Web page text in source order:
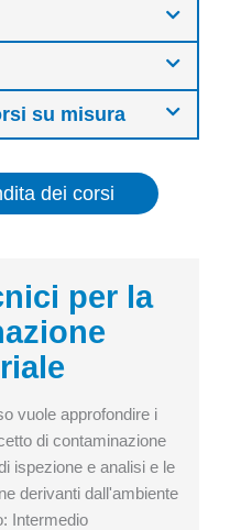
su misura
dei corsi
per la
vuole approfondire i
di contaminazione
ispezione e analisi e le
derivanti dall'ambiente
Intermedio
tecnici per la contaminazione